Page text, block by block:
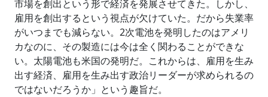
市場を創出という形で経済を発展させてきた。しかし、
雇用を創出するという視点が欠けていた。だから失業率
がいつまでも減らない。2次電池を発明したのはアメリ
カなのに、その製造には今は全く関わることができな
い。太陽電池も米国の発明だ。これからは、雇用を生み
出す経済、雇用を生み出す政治リーダーが求められるの
ではないだろうか」という趣旨だ。